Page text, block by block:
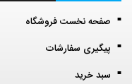
صفحه نخست فروشگاه
پیگیری سفارشات
سبد خرید